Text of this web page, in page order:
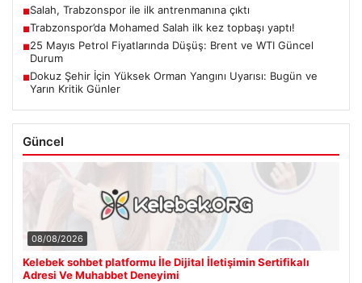
■Salah, Trabzonspor ile ilk antrenmanına çıktı
■Trabzonspor’da Mohamed Salah ilk kez topbaşı yaptı!
■25 Mayıs Petrol Fiyatlarında Düşüş: Brent ve WTI Güncel
Durum
■Dokuz Şehir İçin Yüksek Orman Yangını Uyarısı: Bugün ve
Yarın Kritik Günler
Güncel
08/08/2026
Kelebek sohbet platformu İle Dijital İletişimin Sertifikalı
Adresi Ve Muhabbet Deneyimi